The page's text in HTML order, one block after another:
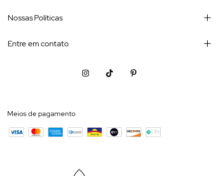
Nossas Políticas
Entre em contato
Meios de pagamento